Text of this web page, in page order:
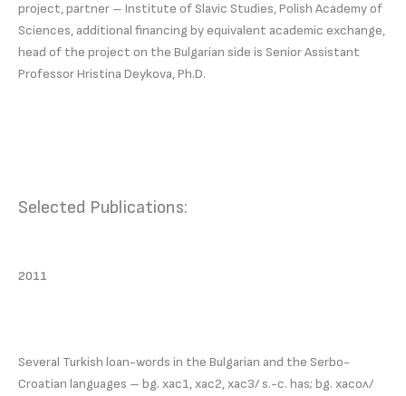
project, partner – Institute of Slavic Studies, Polish Academy of
Sciences, additional financing by equivalent academic exchange,
head of the project on the Bulgarian side is Senior Assistant
Professor Hristina Deykova, Ph.D.
Selected Publications:
2011
Several Turkish loan-words in the Вulgarian and the Serbo-
Croatian languages – bg. хас1, хас2, хас3/ s.-c. has; bg. хасол/